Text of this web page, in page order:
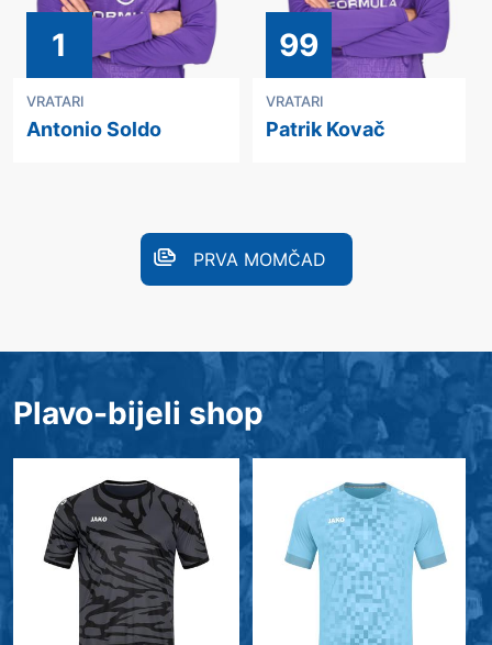
1
VRATARI
Antonio Soldo
99
VRATARI
Patrik Kovač
PRVA MOMČAD
Plavo-bijeli shop